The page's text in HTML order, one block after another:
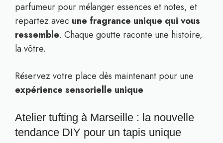
parfumeur pour mélanger essences et notes, et
repartez avec une fragrance unique qui vous
ressemble. Chaque goutte raconte une histoire,
la vôtre.
Réservez votre place dès maintenant pour une
expérience sensorielle unique
Atelier tufting à Marseille : la nouvelle
tendance DIY pour un tapis unique